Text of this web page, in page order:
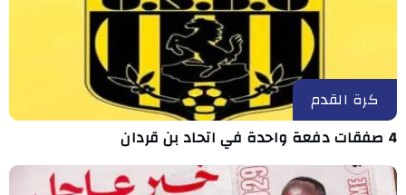
كرة القدم
4 صفقات دفعة واحدة في اتحاد بن قردان